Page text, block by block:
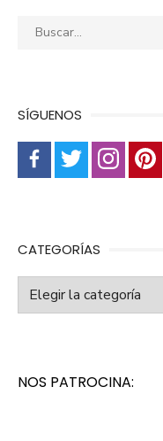
Buscar:
SÍGUENOS
CATEGORÍAS
Categorías
NOS PATROCINA: